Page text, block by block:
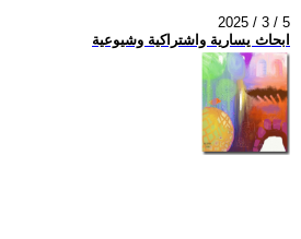
2025 / 3 / 5
ابحاث يسارية واشتراكية وشيوعية